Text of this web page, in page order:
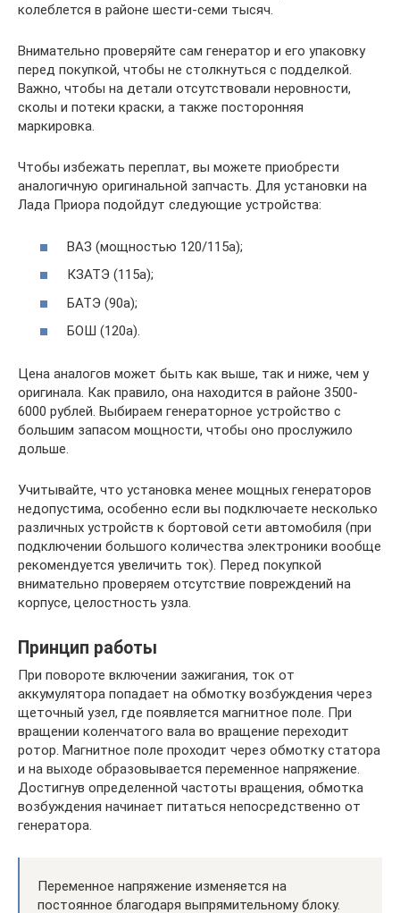
колеблется в районе шести-семи тысяч.
Внимательно проверяйте сам генератор и его упаковку
перед покупкой, чтобы не столкнуться с подделкой.
Важно, чтобы на детали отсутствовали неровности,
сколы и потеки краски, а также посторонняя
маркировка.
Чтобы избежать переплат, вы можете приобрести
аналогичную оригинальной запчасть. Для установки на
Лада Приора подойдут следующие устройства:
ВАЗ (мощностью 120/115а);
КЗАТЭ (115а);
БАТЭ (90а);
БОШ (120а).
Цена аналогов может быть как выше, так и ниже, чем у
оригинала. Как правило, она находится в районе 3500-
6000 рублей. Выбираем генераторное устройство с
большим запасом мощности, чтобы оно прослужило
дольше.
Учитывайте, что установка менее мощных генераторов
недопустима, особенно если вы подключаете несколько
различных устройств к бортовой сети автомобиля (при
подключении большого количества электроники вообще
рекомендуется увеличить ток). Перед покупкой
внимательно проверяем отсутствие повреждений на
корпусе, целостность узла.
Принцип работы
При повороте включении зажигания, ток от
аккумулятора попадает на обмотку возбуждения через
щеточный узел, где появляется магнитное поле. При
вращении коленчатого вала во вращение переходит
ротор. Магнитное поле проходит через обмотку статора
и на выходе образовывается переменное напряжение.
Достигнув определенной частоты вращения, обмотка
возбуждения начинает питаться непосредственно от
генератора.
Переменное напряжение изменяется на
постоянное благодаря выпрямительному блоку.